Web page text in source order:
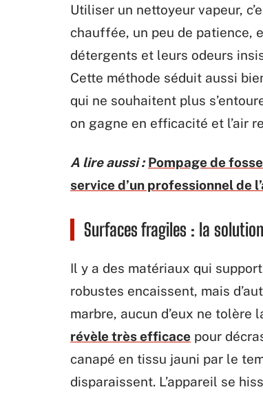
Utiliser un nettoyeur vapeur,
chauffée, un peu de patience,
détergents et leurs odeurs
Cette méthode séduit aussi
qui ne souhaitent plus
on gagne en efficacité et l’air
A lire aussi : Pompage de
service d’un professionnel de
Surfaces fragiles : la
Il y a des matériaux qui
robustes encaissent, mais
marbre, aucun d’eux ne tolère
révèle très efficace pour
canapé en tissu jauni par le
disparaissent. L’appareil se